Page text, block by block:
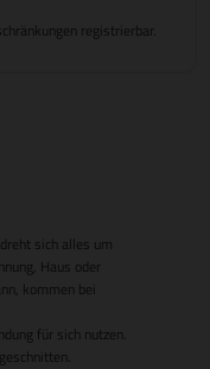
registrierbar.
sich alles um
Haus oder
kommen bei
für sich nutzen.